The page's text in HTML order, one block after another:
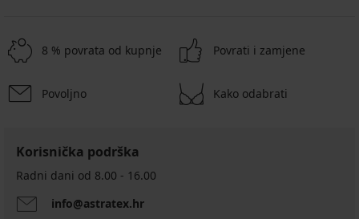
8 % povrata od kupnje Povrati i zamjene
Povoljno Kako odabrati
Korisnička podrška
Radni dani od 8.00 - 16.00
info@astratex.hr